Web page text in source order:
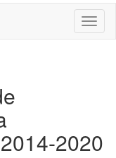
sau
2020